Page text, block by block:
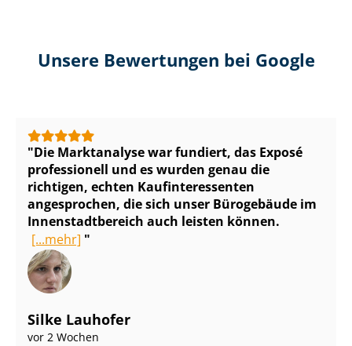
Unsere Bewertungen bei Google
Die Marktanalyse war fundiert, das Exposé
professionell und es wurden genau die
richtigen, echten Kauf­in­ter­es­sen­ten
angesprochen, die sich unser Bürogebäude im
In­nen­stadt­be­reich auch leisten können.
[...mehr]
Silke Lauhofer
vor 2 Wochen